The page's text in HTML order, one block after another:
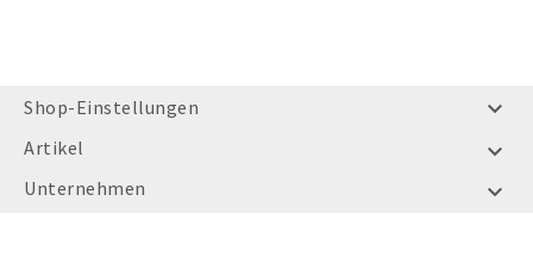
Shop-Einstellungen 
Artikel 
Unternehmen 